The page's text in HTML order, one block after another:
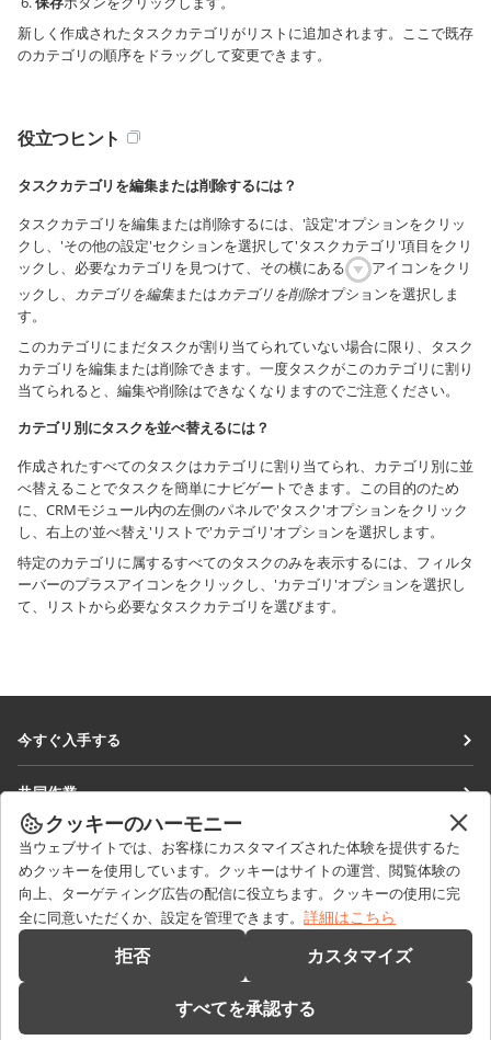
新しく作成されたタスクカテゴリがリストに追加されます。ここで既存
のカテゴリの順序をドラッグして変更できます。
役立つヒント
タスクカテゴリを編集または削除するには？
タスクカテゴリを編集または削除するには、'設定'オプションをクリッ
クし、'その他の設定'セクションを選択して'タスクカテゴリ'項目をクリ
ックし、必要なカテゴリを見つけて、その横にある
アイコンをクリ
ックし、
カテゴリを編集またはカテゴリを削除オプションを選択しま
す。
このカテゴリにまだタスクが割り当てられていない場合に限り、タスク
カテゴリを編集または削除できます。一度タスクがこのカテゴリに割り
当てられると、編集や削除はできなくなりますのでご注意ください。
カテゴリ別にタスクを並べ替えるには？
作成されたすべてのタスクはカテゴリに割り当てられ、カテゴリ別に並
べ替えることでタスクを簡単にナビゲートできます。この目的のため
に、CRMモジュール内の左側のパネルで'タスク'オプションをクリック
し、右上の'並べ替え'リストで'カテゴリ'オプションを選択します。
特定のカテゴリに属するすべてのタスクのみを表示するには、フィルタ
ーバーのプラスアイコンをクリックし、'カテゴリ'オプションを選択し
て、リストから必要なタスクカテゴリを選びます。
今すぐ入手する
DocSpace
Workspace
コネクター
デスクトップアプリ
モバイルアプリ
共同作業
貢献者向け
翻訳者向け
インフルエンサー向け
求人情報
ニュースを見る
ブログ
ヘルプを得る
フォーラム
セールスに関する質問
sales@onlyoffice.com
パートナーシップに関するお問い合わせpartners@onlyoffice.com
クッキーのハーモニー
当ウェブサイトでは、お客様にカスタマイズされた体験を提供するた
めクッキーを使用しています。クッキーはサイトの運営、閲覧体験の
向上、ターゲティング広告の配信に役立ちます。クッキーの使用に完
全に同意いただくか、設定を管理できます。 詳細はこちら
拒否 カスタマイズ
すべてを承認する